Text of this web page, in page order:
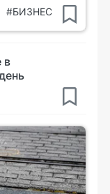
#БИЗНЕС
в